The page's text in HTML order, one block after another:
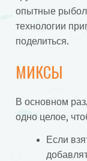
опытные
технологии
поделиться.
МИКСЫ
В основном
одно целое,
Если